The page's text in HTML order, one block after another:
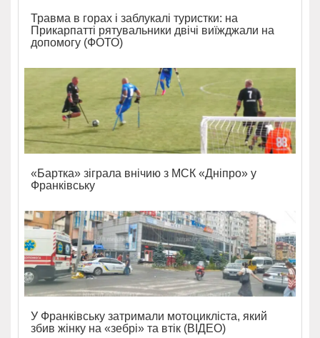
Травма в горах і заблукалі туристки: на
Прикарпатті рятувальники двічі виїжджали на
допомогу (ФОТО)
«Бартка» зіграла внічию з МСК «Дніпро» у
Франківську
У Франківську затримали мотоцикліста, який
збив жінку на «зебрі» та втік (ВІДЕО)